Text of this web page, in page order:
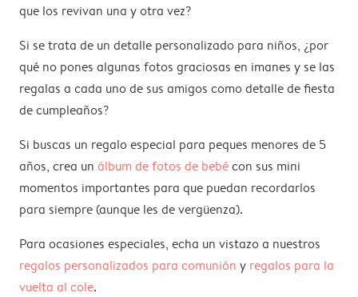
que los revivan una y otra vez?
Si se trata de un detalle personalizado para niños, ¿por
qué no pones algunas fotos graciosas en imanes y se las
regalas a cada uno de sus amigos como detalle de fiesta
de cumpleaños?
Si buscas un regalo especial para peques menores de 5
años, crea un álbum de fotos de bebécon sus mini
momentos importantes para que puedan recordarlos
para siempre (aunque les de vergüenza).
Para ocasiones especiales, echa un vistazo a nuestros
regalos personalizados para comunión y regalos para la
vuelta al cole.